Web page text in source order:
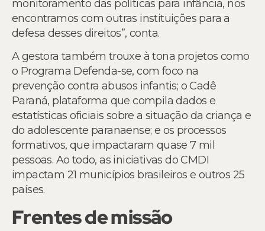
monitoramento das políticas para infância, nos
encontramos com outras instituições para a
defesa desses direitos”, conta.
A gestora também trouxe à tona projetos como
o Programa Defenda-se, com foco na
prevenção contra abusos infantis; o Cadê
Paraná, plataforma que compila dados e
estatísticas oficiais sobre a situação da criança e
do adolescente paranaense; e os processos
formativos, que impactaram quase 7 mil
pessoas. Ao todo, as iniciativas do CMDI
impactam 21 municípios brasileiros e outros 25
países.
Frentes de missão